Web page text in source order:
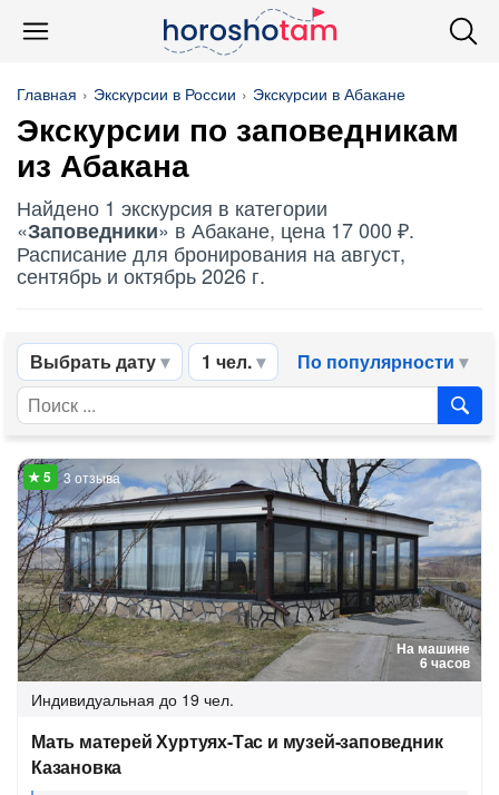
Главная Экскурсии в России Экскурсии в Абакане
Экскурсии по заповедникам
из Абакана
Найдено 1 экскурсия в категории
«Заповедники» в Абакане, цена 17 000 ₽.
Расписание для бронирования на август,
сентябрь и октябрь 2026 г.
Выбрать дату 1 чел. По популярности
На машине
6 часов
3 отзыва
Индивидуальная до 19 чел.
Мать матерей Хуртуях-Тас и музей-заповедник
Казановка